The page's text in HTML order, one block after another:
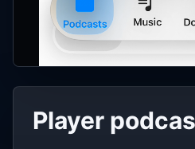
Player